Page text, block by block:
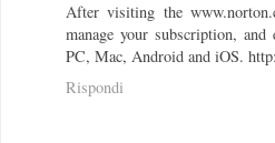
After visiting the
manage your subscription,
PC, Mac, Android and iOS.
Rispondi